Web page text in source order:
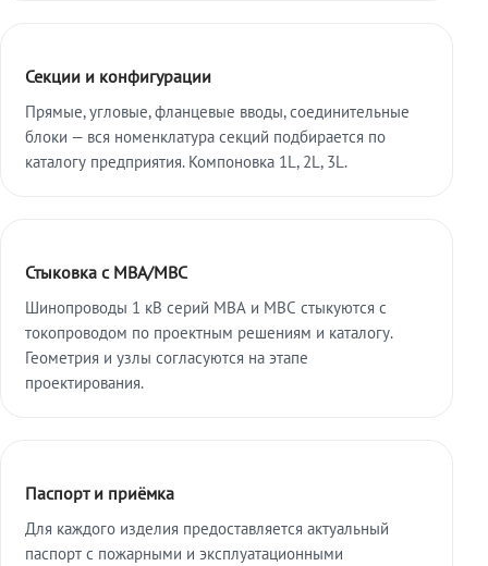
Секции и конфигурации
Прямые, угловые, фланцевые вводы, соединительные
блоки — вся номенклатура секций подбирается по
каталогу предприятия. Компоновка 1L, 2L, 3L.
Стыковка с МВА/МВС
Шинопроводы 1 кВ серий МВА и МВС стыкуются с
токопроводом по проектным решениям и каталогу.
Геометрия и узлы согласуются на этапе
проектирования.
Паспорт и приёмка
Для каждого изделия предоставляется актуальный
паспорт с пожарными и эксплуатационными